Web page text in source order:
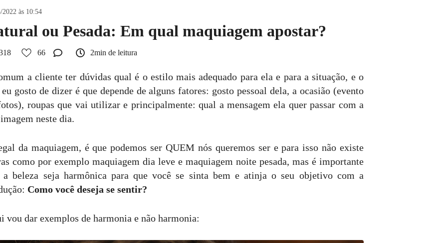
2022 às 10:54
ou Pesada: Em qual maquiagem apostar?
66 2min de leitura
a cliente ter dúvidas qual é o estilo mais adequado para ela e para a situação, e o
eu gosto de dizer é que depende de alguns fatores: gosto pessoal dela, a ocasião (evento
roupas que vai utilizar e principalmente: qual a mensagem ela quer passar com a
neste dia.
da maquiagem, é que podemos ser QUEM nós queremos ser e para isso não existe
como por exemplo maquiagem dia leve e maquiagem noite pesada, mas é importante
a beleza seja harmônica para que você se sinta bem e atinja o seu objetivo com a
Como você deseja se sentir?
vou dar exemplos de harmonia e não harmonia: